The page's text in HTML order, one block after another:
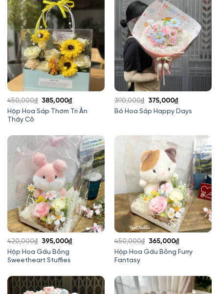
Hộp Hoa Sáp Thơm Tri Ân
Thầy Cô
450,000₫
Giá
gốc
385,000₫Giá
hiện
385,000₫.
Bó Hoa Sáp Happy Days
390,000₫
Giá
gốc
375,000₫Giá
hiện
375,000₫.
Hộp Hoa Gấu Bông
Sweetheart Stuffies
420,000₫
Giá
gốc
là:
395,000₫Giá
395,000₫.
Hộp Hoa Gấu Bông Furry
Fantasy
450,000₫
Giá
gốc
365,000₫Giá
hiện
365,000₫.